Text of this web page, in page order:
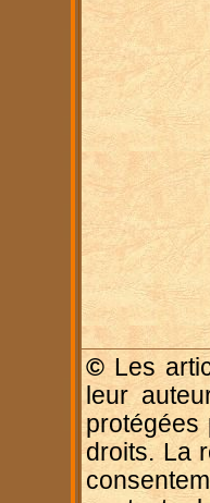
© Les
leur
protégées
droits. La